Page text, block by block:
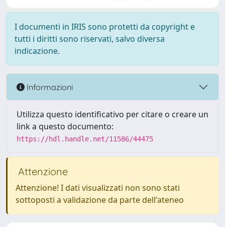
I documenti in IRIS sono protetti da copyright e
tutti i diritti sono riservati, salvo diversa
indicazione.
Informazioni
Utilizza questo identificativo per citare o creare un
link a questo documento:
https://hdl.handle.net/11586/44475
Attenzione
Attenzione! I dati visualizzati non sono stati
sottoposti a validazione da parte dell'ateneo